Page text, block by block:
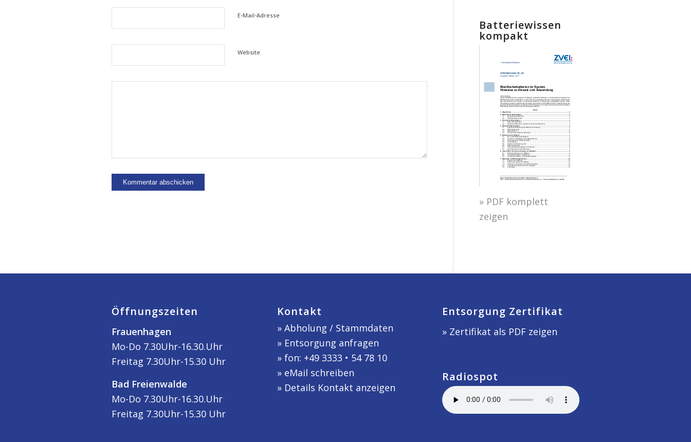
E-Mail-Adresse
Website
Batteriewissen
kompakt
» PDF komplett
zeigen
Öffnungszeiten
Frauenhagen
Mo-Do 7.30Uhr-16.30.Uhr
Freitag 7.30Uhr-15.30 Uhr
Bad Freienwalde
Mo-Do 7.30Uhr-16.30.Uhr
Freitag 7.30Uhr-15.30 Uhr
Kontakt
» Abholung / Stammdaten
» Entsorgung anfragen
» fon: +49 3333 • 54 78 10
» eMail schreiben
» Details Kontakt anzeigen
Entsorgung Zertifikat
» Zertifikat als PDF zeigen
Radiospot